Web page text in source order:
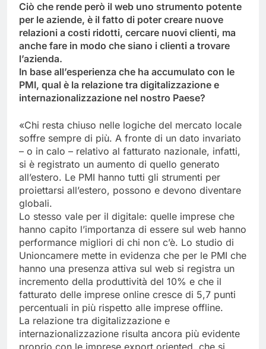
Ciò che rende però il web uno strumento potente
per le aziende, è il fatto di poter creare nuove
relazioni a costi ridotti, cercare nuovi clienti, ma
anche fare in modo che siano i clienti a trovare
l’azienda.
In base all’esperienza che ha accumulato con le
PMI, qual è la relazione tra digitalizzazione e
internazionalizzazione nel nostro Paese?
«Chi resta chiuso nelle logiche del mercato locale
soffre sempre di più. A fronte di un dato invariato
– o in calo – relativo al fatturato nazionale, infatti,
si è registrato un aumento di quello generato
all’estero. Le PMI hanno tutti gli strumenti per
proiettarsi all’estero, possono e devono diventare
globali.
Lo stesso vale per il digitale: quelle imprese che
hanno capito l’importanza di essere sul web hanno
performance migliori di chi non c’è. Lo studio di
Unioncamere mette in evidenza che per le PMI che
hanno una presenza attiva sul web si registra un
incremento della produttività del 10% e che il
fatturato delle imprese online cresce di 5,7 punti
percentuali in più rispetto alle imprese offline.
La relazione tra digitalizzazione e
internazionalizzazione risulta ancora più evidente